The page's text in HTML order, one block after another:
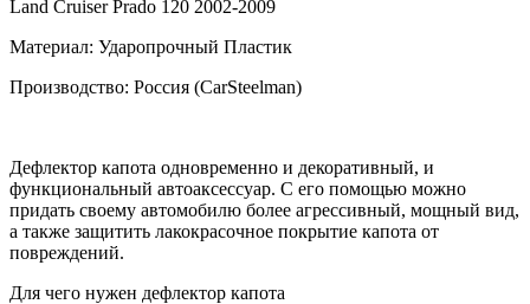
Land Cruiser Prado 120 2002-2009
Материал: Ударопрочный Пластик
Производство: Россия (CarSteelman)
Дефлектор капота одновременно и декоративный, и
функциональный автоаксессуар. С его помощью можно
придать своему автомобилю более агрессивный, мощный вид,
а также защитить лакокрасочное покрытие капота от
повреждений.
Для чего нужен дефлектор капота